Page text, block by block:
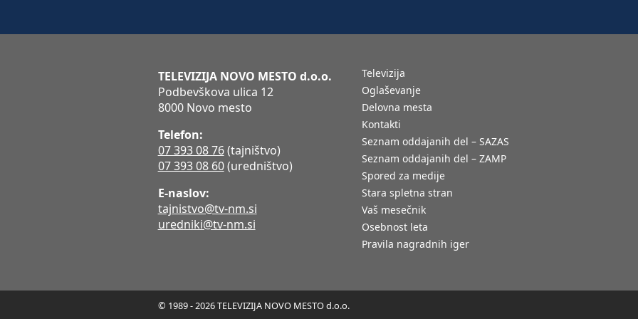
TELEVIZIJA NOVO MESTO d.o.o.
Podbevškova ulica 12
8000 Novo mesto
Telefon:
07 393 08 76(tajništvo)
07 393 08 60(uredništvo)
E-naslov:
tajnistvo@tv-nm.si
uredniki@tv-nm.si
Televizija
Oglaševanje
Delovna mesta
Kontakti
Seznam oddajanih del – SAZAS
Seznam oddajanih del – ZAMP
Spored za medije
Stara spletna stran
Vaš mesečnik
Osebnost leta
Pravila nagradnih iger
© 1989 - 2026 TELEVIZIJA NOVO MESTO d.o.o.